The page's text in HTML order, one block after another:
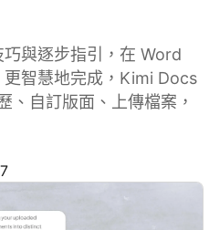
與逐步指引，在 Word
智慧地完成，Kimi Docs
、自訂版面、上傳檔案，